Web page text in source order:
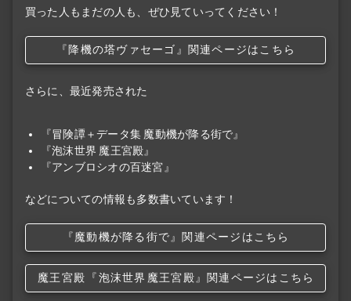
買った人もまだの人も、ぜひ見ていってください！
『降機の塔ヴァセーゴ』関連ページはこちら
さらに、最近発売された
『冒険譚＋データ集 魔動機が降る街で』
『泡沫世界 魔王宮殿』
『アンブロシオの百迷宮』
などについての情報も多数書いています！
『魔動機が降る街で』関連ページはこちら
魔王宮殿 『泡沫世界 魔王宮殿』関連ページはこちら